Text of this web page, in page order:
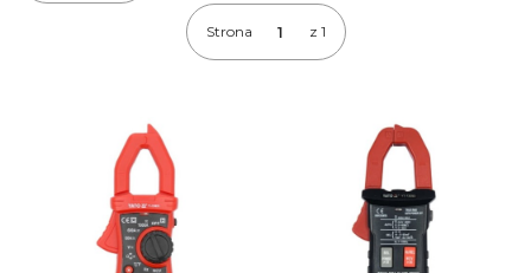
Strona z 1